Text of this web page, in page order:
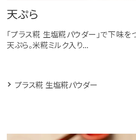
天ぷら
「プラス糀 生塩糀パウダー」で下味を
天ぷら。米糀ミルク入り...
プラス糀 生塩糀パウダー